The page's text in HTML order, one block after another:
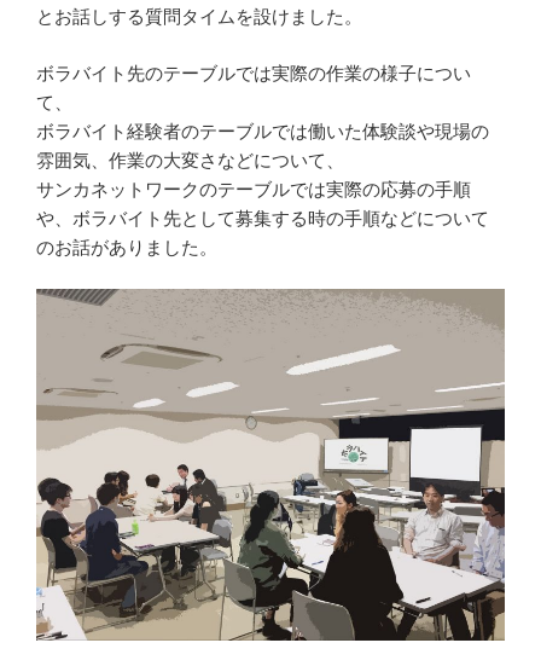
とお話しする質問タイムを設けました。
ボラバイト先のテーブルでは実際の作業の様子につい
て、
ボラバイト経験者のテーブルでは働いた体験談や現場の
雰囲気、作業の大変さなどについて、
サンカネットワークのテーブルでは実際の応募の手順
や、ボラバイト先として募集する時の手順などについて
のお話がありました。